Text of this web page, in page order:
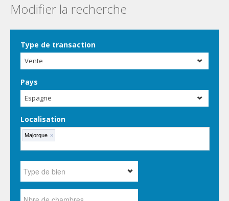
Modifier la recherche
Type de transaction
Vente
Pays
Espagne
Localisation
Majorque ×